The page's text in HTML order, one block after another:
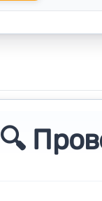
🔍